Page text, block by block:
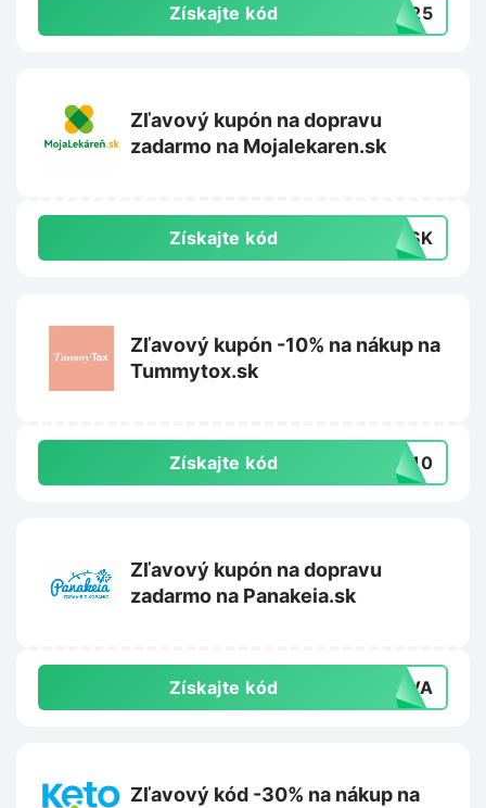
Získajte kód GT25
Zľavový kupón na dopravu
zadarmo na Mojalekaren.sk
Získajte kód MOSK
Zľavový kupón -10% na nákup na
Tummytox.sk
Získajte kód AJ10
Zľavový kupón na dopravu
zadarmo na Panakeia.sk
Získajte kód RAVA
Zľavový kód -30% na nákup na